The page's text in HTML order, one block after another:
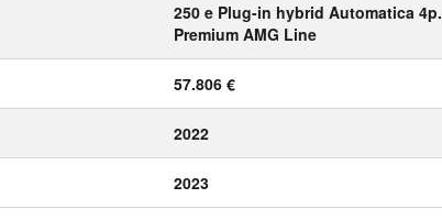
250 e Plug-in hybrid Automatica 4p.
Premium AMG Line
57.806 €
2022
2023